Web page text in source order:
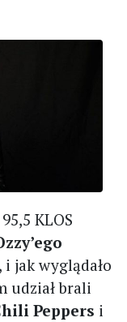
KLOS
, i jak wyglądało
udział brali
Peppers i